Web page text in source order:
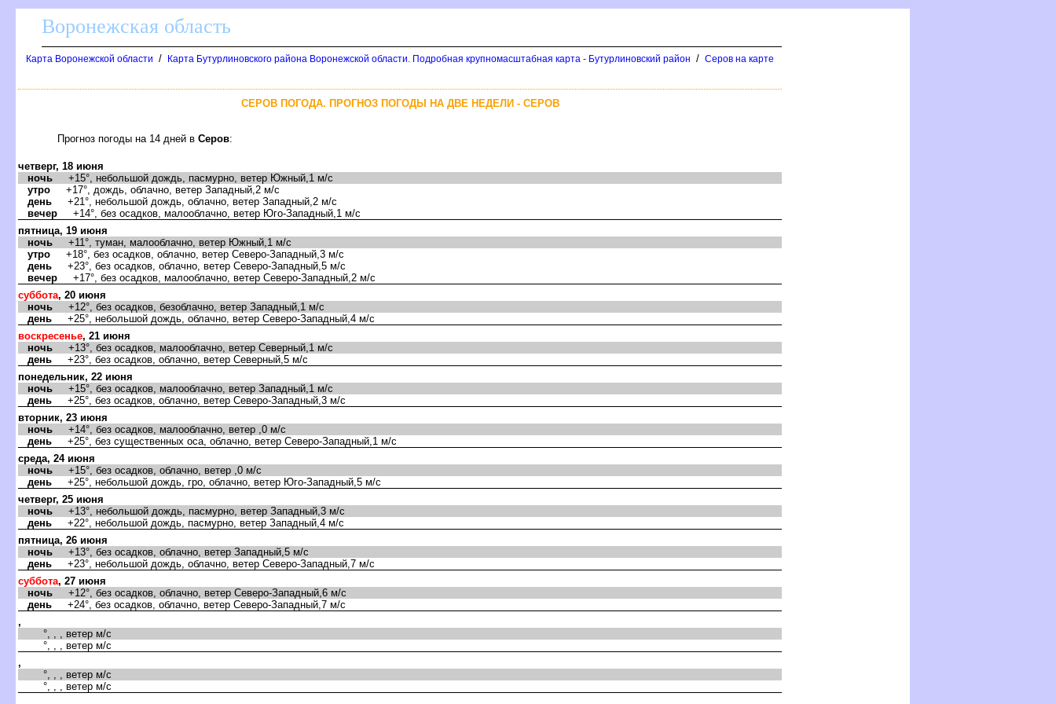
оронежская область
Карта Воронежской области / Карта Бутурлиновского района Воронежской области. Подробная крупномасштабная карта - Бутурлиновский район / Серов на карте
СЕРОВ ПОГОДА. ПРОГНОЗ ПОГОДЫ НА ДВЕ НЕДЕЛИ - СЕРО
Прогноз погоды на 14 дней Серо:
четверг, 18 июня
ночь +15°, небольшой дождь, пасмурно, ветер Южный,1 м/с
утро +17°, дождь, облачно, ветер Западный,2 м/с
день +21°, небольшой дождь, облачно, ветер Западный,2 м/с
ечер +14°, без осадков, малооблачно, ветер Юго-Западный,1 м/с
пятница, 19 июня
ночь +11°, туман, малооблачно, ветер Южный,1 м/с
утро +18°, без осадков, облачно, ветер Северо-Западный,3 м/с
день +23°, без осадков, облачно, ветер Северо-Западный,5 м/с
ечер +17°, без осадков, малооблачно, ветер Северо-Западный,2 м/с
суббота, 20 июня
ночь +12°, без осадков, безоблачно, ветер Западный,1 м/с
день +25°, небольшой дождь, облачно, ветер Северо-Западный,4 м/с
оскресенье, 21 июня
ночь +13°, без осадков, малооблачно, ветер Северный,1 м/с
день +23°, без осадков, облачно, ветер Северный,5 м/с
понедельник, 22 июня
ночь +15°, без осадков, малооблачно, ветер Западный,1 м/с
день +25°, без осадков, облачно, ветер Северо-Западный,3 м/с
торник, 23 июня
ночь +14°, без осадков, малооблачно, ветер ,0 м/с
день +25°, без существенных оса, облачно, ветер Северо-Западный,1 м/с
среда, 24 июня
ночь +15°, без осадков, облачно, ветер ,0 м/с
день +25°, небольшой дождь, гро, облачно, ветер Юго-Западный,5 м/с
четверг, 25 июня
ночь +13°, небольшой дождь, пасмурно, ветер Западный,3 м/с
день +22°, небольшой дождь, пасмурно, ветер Западный,4 м/с
пятница, 26 июня
ночь +13°, без осадков, облачно, ветер Западный,5 м/с
день +23°, небольшой дождь, облачно, ветер Северо-Западный,7 м/с
суббота, 27 июня
ночь +12°, без осадков, облачно, ветер Северо-Западный,6 м/с
день +24°, без осадков, облачно, ветер Северо-Западный,7 м/с
,
°, , , ветер м/с
°, , , ветер м/с
,
°, , , ветер м/с
°, , , ветер м/с